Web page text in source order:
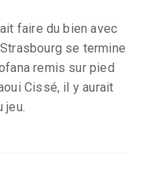
faire du bien avec
se termine
remis sur pied
Cissé, il y aurait
jeu.